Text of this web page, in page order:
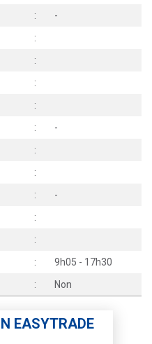
:
-
:
:
:
:
:
-
:
:
:
-
:
:
:
9h05 - 17h30
: Non
EASYTRADE